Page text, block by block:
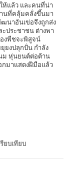
ห้แล้ว และคนที่น่า
นที่คลุ้มคลั่งขึ้นมา
ฒนาอันเข่อจึงถูกส่ง
ะประชาชน ต่างพา
องพืชจะพิสูจน์
ยงปลุกปั่น กำลัง
ม หุ่นยนต์ต่อต้าน
กมาแสดงฝีมือแล้ว
ยบเทียบ